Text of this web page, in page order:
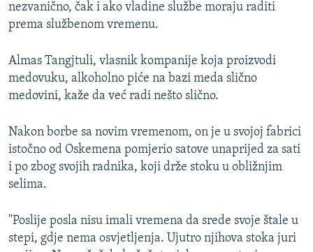
nezvanično, čak i ako vladine službe moraju raditi
prema službenom vremenu.
Almas Tangjtuli, vlasnik kompanije koja proizvodi
medovuku, alkoholno piće na bazi meda slično
medovini, kaže da već radi nešto slično.
Nakon borbe sa novim vremenom, on je u svojoj fabrici
istočno od Oskemena pomjerio satove unaprijed za sati
i po zbog svojih radnika, koji drže stoku u obližnjim
selima.
"Poslije posla nisu imali vremena da srede svoje štale u
stepi, gdje nema osvjetljenja. Ujutro njihova stoka juri